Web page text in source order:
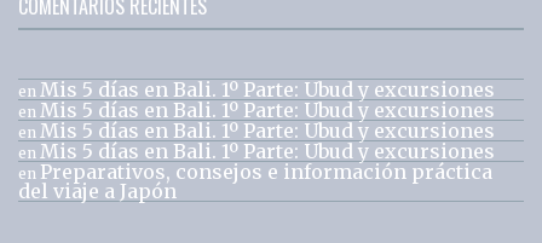
COMENTARIOS RECIENTES
en Mis 5 días en Bali. 1º Parte: Ubud y excursiones
en Mis 5 días en Bali. 1º Parte: Ubud y excursiones
en Mis 5 días en Bali. 1º Parte: Ubud y excursiones
en Mis 5 días en Bali. 1º Parte: Ubud y excursiones
en Preparativos, consejos e información práctica
del viaje a Japón